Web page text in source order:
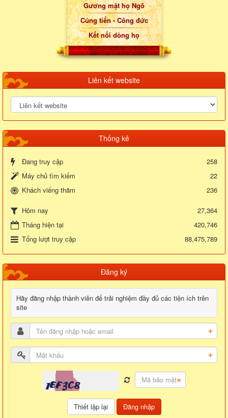
Gương mặt họ Ngô
Cúng tiến - Công đức
Kết nối dòng họ
Liên kết website
Thống kê
Đang truy cập
258
Máy chủ tìm kiếm
22
Khách viếng thăm
236
Hôm nay
27,364
Tháng hiện tại
420,746
Tổng lượt truy cập
88,475,789
Đăng ký
Hãy đăng nhập thành viên để trải nghiệm đầy đủ các tiện ích trên
site
Đăng nhập